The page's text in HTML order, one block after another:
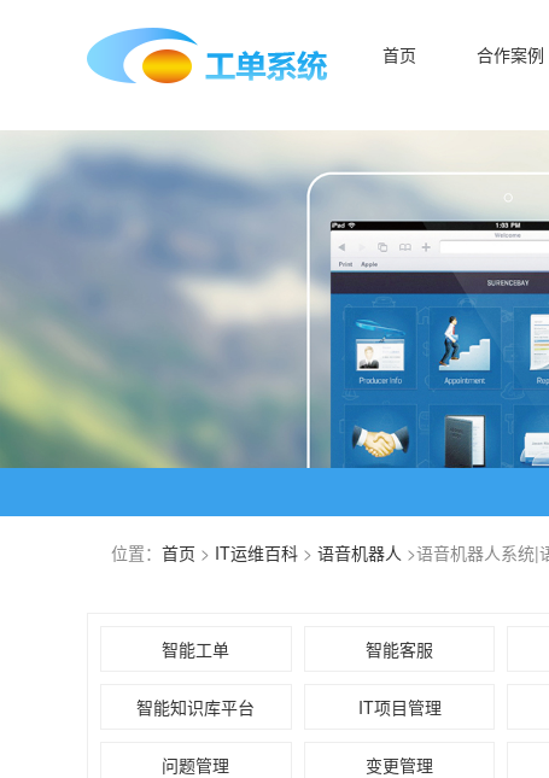
首页 合作案例
位置： 首页 > IT运维百科 > 语音机器人 >语音机器人系统|
智能工单 智能客服
智能知识库平台 IT项目管理
问题管理 变更管理